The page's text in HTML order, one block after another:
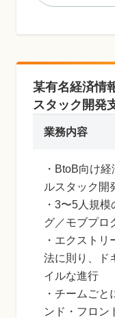
某有名経済情
スタック開発
業務内容
・BtoB向け
ルスタック開
・3〜5人規
グ／モブプロ
・エクスト
法に則り、ド
イルな進行
・チームご
ンド・フロン